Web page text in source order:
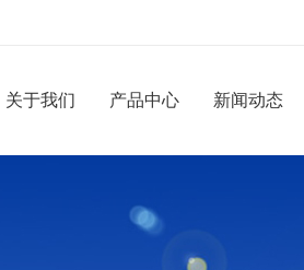
关于我们 产品中心 新闻动态